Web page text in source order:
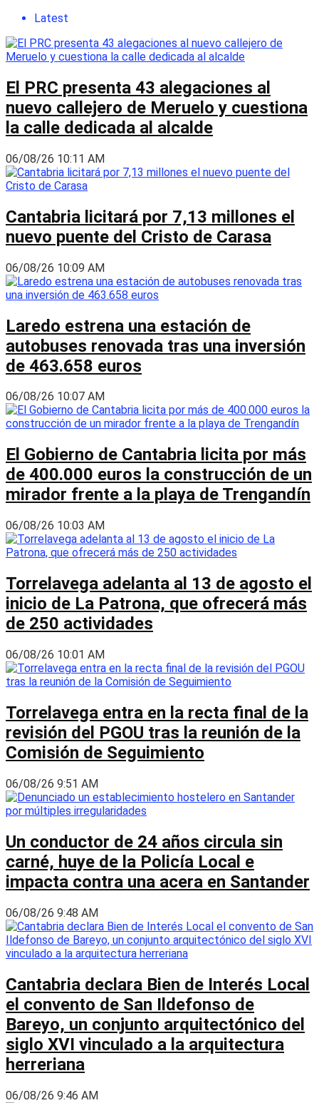
Latest
El PRC presenta 43 alegaciones al
nuevo callejero de Meruelo y cuestiona
la calle dedicada al alcalde
06/08/26 10:11 AM
Cantabria licitará por 7,13 millones el
nuevo puente del Cristo de Carasa
06/08/26 10:09 AM
Laredo estrena una estación de
autobuses renovada tras una inversión
de 463.658 euros
06/08/26 10:07 AM
El Gobierno de Cantabria licita por más
de 400.000 euros la construcción de un
mirador frente a la playa de Trengandín
06/08/26 10:03 AM
Torrelavega adelanta al 13 de agosto el
inicio de La Patrona, que ofrecerá más
de 250 actividades
06/08/26 10:01 AM
Torrelavega entra en la recta final de la
revisión del PGOU tras la reunión de la
Comisión de Seguimiento
06/08/26 9:51 AM
Un conductor de 24 años circula sin
carné, huye de la Policía Local e
impacta contra una acera en Santander
06/08/26 9:48 AM
Cantabria declara Bien de Interés Local
el convento de San Ildefonso de
Bareyo, un conjunto arquitectónico del
siglo XVI vinculado a la arquitectura
herreriana
06/08/26 9:46 AM